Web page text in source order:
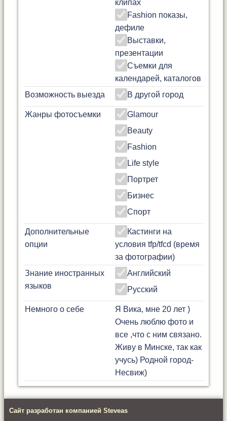
клипах
Fashion показы,
дефиле
Выставки,
презентации
Съемки для
календарей, каталогов
Возможность выезда
В другой город
Жанры фотосъемки
Glamour
Beauty
Fashion
Life style
Портрет
Бизнес
Спорт
Дополнительные
опции
Кастинги на
условия tfp/tfcd (время
за фотографии)
Знание иностранных
языков
Английский
Русский
Немного о себе
Я Вика, мне 20 лет )
Очень люблю фото и
все ,что с ним связано.
Живу в Минске, так как
учусь) Родной город-
Несвиж)
Сайт разработан компанией Steveas